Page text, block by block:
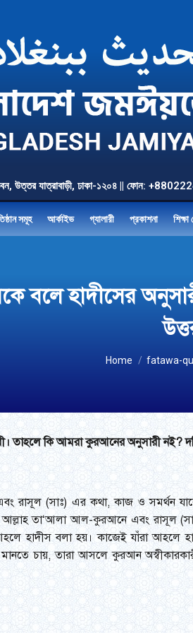
ভবন, উত্তর যাত্রাবাড়ী, ঢাকা-১২০৪ ||
সমূহ আর্কাইভ গ্যালারী প্রকাশনা শিক্ষা
বলে হাদীসের
You are here:
Home fatawa-
তাহলে কি আমরা কুরআনের অনুসারী নই?
রাসূল (সাঃ) এর কথা, কাজ ও সমর্থন
আল্লাহ তা‘আলা আল-কুরআনে এবং রাসূল
হাদীস বলা হয়। কাজেই যাঁরা আহলে
চায়, তারা আসলে কুরআন